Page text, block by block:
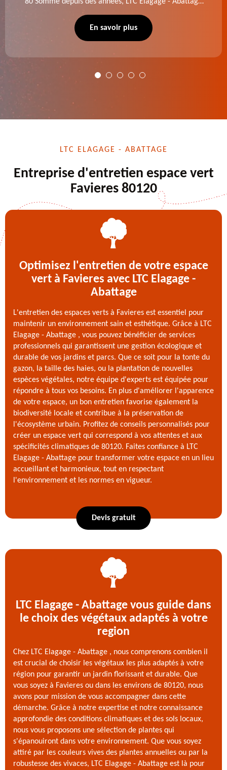
de dessouchage et autre. Devis offert.
En savoir plus
LTC ELAGAGE - ABATTAGE
Entreprise d'entretien espace vert
Favieres 80120
Optimisez l'entretien de votre espace
vert à Favieres avec LTC Elagage -
Abattage
L'entretien des espaces verts à Favieres est essentiel pour
maintenir un environnement sain et esthétique. Grâce à LTC
Elagage - Abattage , vous pouvez bénéficier de services
professionnels qui garantissent une gestion écologique et
durable de vos jardins et parcs. Que ce soit pour la tonte du
gazon, la taille des haies, ou la plantation de nouvelles
espèces végétales, notre équipe d'experts est équipée pour
répondre à tous vos besoins. En plus d'améliorer l'apparence
de votre espace, un bon entretien favorise également la
biodiversité locale et contribue à la préservation de
l'écosystème urbain. Profitez de conseils personnalisés pour
créer un espace vert qui correspond à vos attentes et aux
spécificités climatiques de 80120. Faites confiance à LTC
Elagage - Abattage pour transformer votre espace en un lieu
accueillant et harmonieux, tout en respectant
l'environnement et les normes en vigueur.
Devis gratuit
LTC Elagage - Abattage vous guide dans
le choix des végétaux adaptés à votre
region
Chez LTC Elagage - Abattage , nous comprenons combien il
est crucial de choisir les végétaux les plus adaptés à votre
région pour garantir un jardin florissant et durable. Que
vous soyez à Favieres ou dans les environs de 80120, nous
avons pour mission de vous accompagner dans cette
démarche. Grâce à notre expertise et notre connaissance
approfondie des conditions climatiques et des sols locaux,
nous vous proposons une sélection de plantes qui
s'épanouiront dans votre environnement. Que vous soyez
attiré par les couleurs vives des plantes annuelles ou par la
robustesse des vivaces, LTC Elagage - Abattage est là pour